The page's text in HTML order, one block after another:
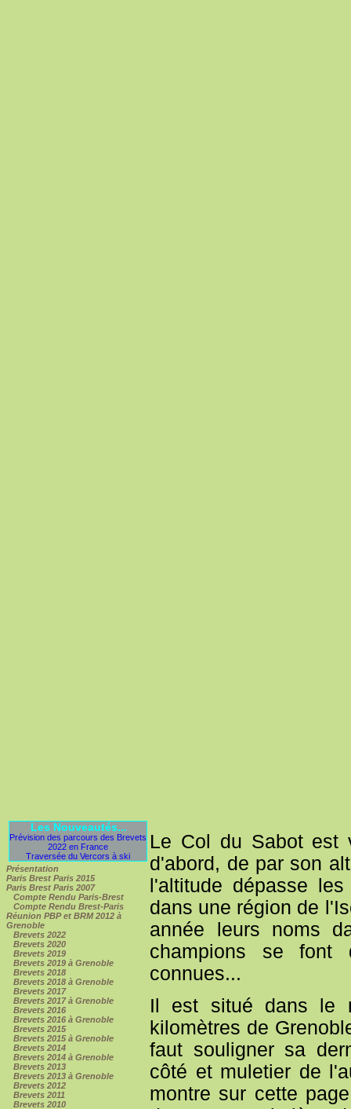
Les Nouveautés...
Prévision des parcours des Brevets
2022 en France
Traversée du Vercors à ski
Présentation
Paris Brest Paris 2015
Paris Brest Paris 2007
Compte Rendu Paris-Brest
Compte Rendu Brest-Paris
Réunion PBP et BRM 2012 à
Grenoble
Brevets 2022
Brevets 2020
Brevets 2019
Brevets 2019 à Grenoble
Brevets 2018
Brevets 2018 à Grenoble
Brevets 2017
Brevets 2017 à Grenoble
Brevets 2016
Brevets 2016 à Grenoble
Brevets 2015
Brevets 2015 à Grenoble
Brevets 2014
Brevets 2014 à Grenoble
Brevets 2013
Brevets 2013 à Grenoble
Brevets 2012
Brevets 2011
Brevets 2010
Le Col du Sabot est
d'abord, de par son
l'altitude dépasse
dans une région de
année leurs noms
champions se font
connues...
Il est situé dans le
kilomètres de
faut souligner sa
côté et muletier de
montre sur cette